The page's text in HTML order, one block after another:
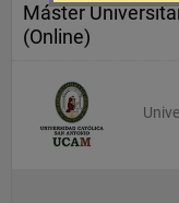
Máster
(Online)